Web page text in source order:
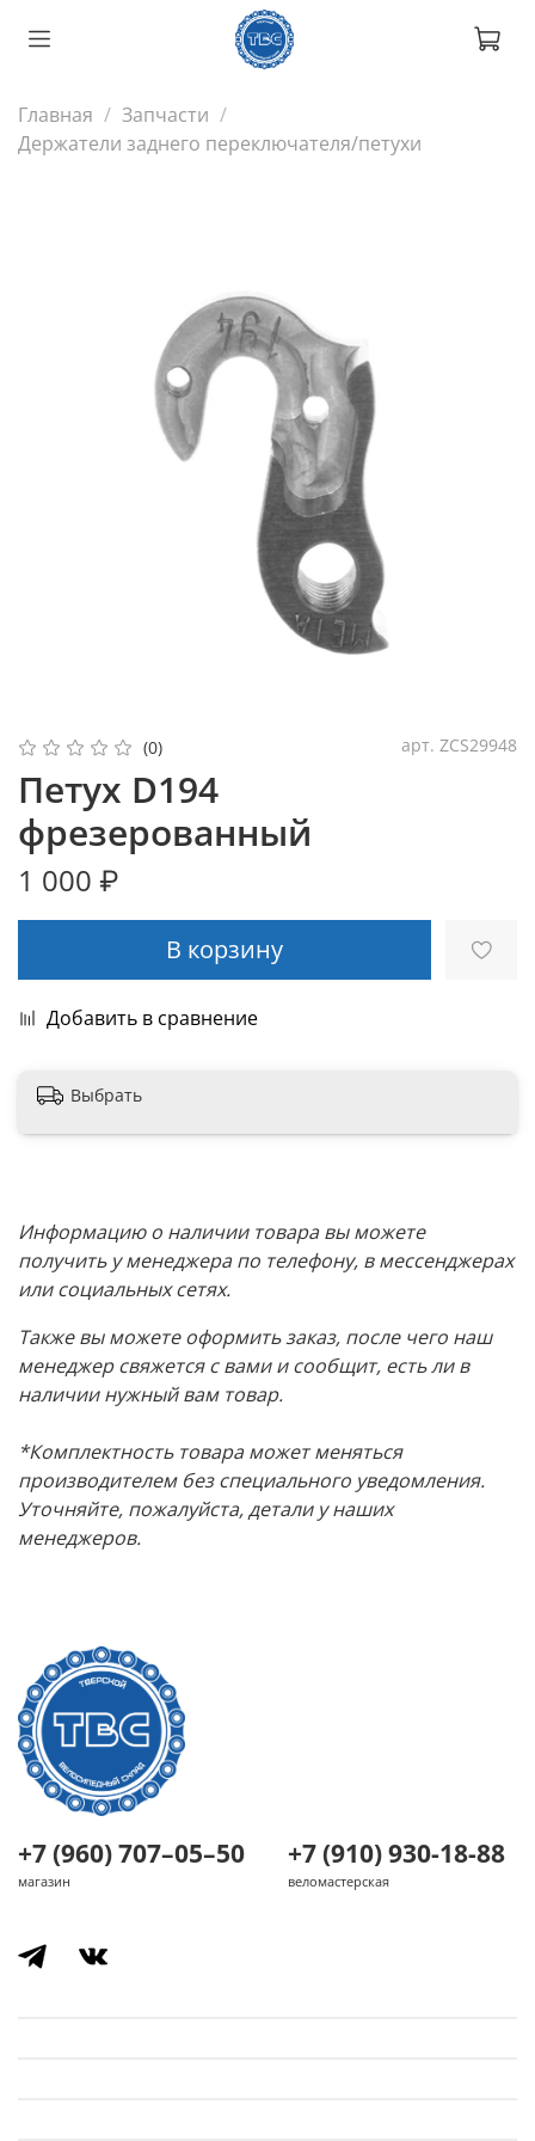
Главная
Запчасти
Держатели заднего переключателя/петухи
(0) арт. ZCS29948
Петух D194
фрезерованный
1 000 ₽
В корзину
Добавить в сравнение
Выбрать
Информацию о наличии товара вы можете
получить у менеджера по телефону, в мессенджерах
или социальных сетях.
Также вы можете оформить заказ, после чего наш
менеджер свяжется с вами и сообщит, есть ли в
наличии нужный вам товар.
*Комплектность товара может меняться
производителем без специального уведомления.
Уточняйте, пожалуйста, детали у наших
менеджеров.
+7 (960) 707–05–50
магазин
+7 (910) 930-18-88
веломастерская